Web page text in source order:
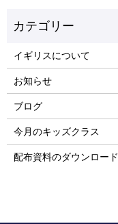
イギリスについて
お知らせ
ブログ
今月のキッズクラス
配布資料のダウンロード